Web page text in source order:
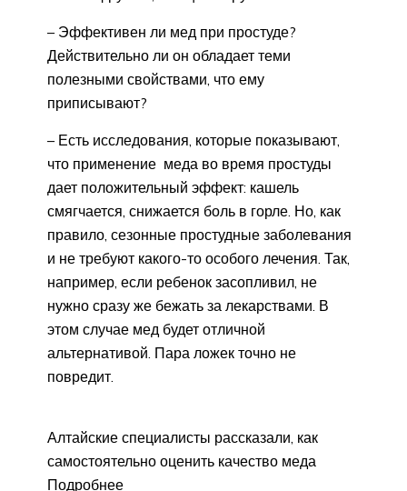
– Эффективен ли мед при простуде?
Действительно ли он обладает теми
полезными свойствами, что ему
приписывают?
– Есть исследования, которые показывают,
что применение меда во время простуды
дает положительный эффект: кашель
смягчается, снижается боль в горле. Но, как
правило, сезонные простудные заболевания
и не требуют какого-то особого лечения. Так,
например, если ребенок засопливил, не
нужно сразу же бежать за лекарствами. В
этом случае мед будет отличной
альтернативой. Пара ложек точно не
повредит.
Алтайские специалисты рассказали, как
самостоятельно оценить качество меда
Подробнее